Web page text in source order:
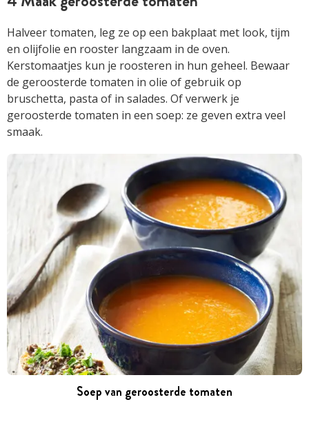
Halveer tomaten, leg ze op een bakplaat met look, tijm
en olijfolie en rooster langzaam in de oven.
Kerstomaatjes kun je roosteren in hun geheel. Bewaar
de geroosterde tomaten in olie of gebruik op
bruschetta, pasta of in salades. Of verwerk je
geroosterde tomaten in een soep: ze geven extra veel
smaak.
Soep van geroosterde tomaten